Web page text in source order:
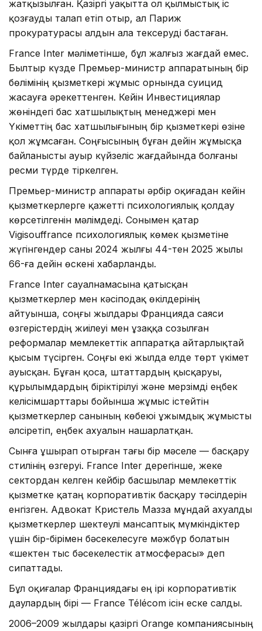
жатқызылған. Қазіргі уақытта ол қылмыстық іс
қозғауды талап етіп отыр, ал Париж
прокуратурасы алдын ала тексеруді бастаған.
France Inter мәліметінше, бұл жалғыз жағдай емес.
Былтыр күзде Премьер-министр аппаратының бір
бөлімінің қызметкері жұмыс орнында суицид
жасауға әрекеттенген. Кейін Инвестициялар
жөніндегі бас хатшылықтың менеджері мен
Үкіметтің бас хатшылығының бір қызметкері өзіне
қол жұмсаған. Соңғысының бұған дейін жұмысқа
байланысты ауыр күйзеліс жағдайында болғаны
ресми түрде тіркелген.
Премьер-министр аппараты әрбір оқиғадан кейін
қызметкерлерге қажетті психологиялық қолдау
көрсетілгенін мәлімдеді. Сонымен қатар
Vigisouffrance психологиялық көмек қызметіне
жүгінгендер саны 2024 жылғы 44-тен 2025 жылы
66-ға дейін өскені хабарланды.
France Inter сауалнамасына қатысқан
қызметкерлер мен кәсіподақ өкілдерінің
айтуынша, соңғы жылдары Францияда саяси
өзгерістердің жиілеуі мен ұзаққа созылған
реформалар мемлекеттік аппаратқа айтарлықтай
қысым түсірген. Соңғы екі жылда елде төрт үкімет
ауысқан. Бұған қоса, штаттардың қысқаруы,
құрылымдардың біріктірілуі және мерзімді еңбек
келісімшарттары бойынша жұмыс істейтін
қызметкерлер санының көбеюі ұжымдық жұмысты
әлсіретіп, еңбек ахуалын нашарлатқан.
Сынға ұшырап отырған тағы бір мәселе — басқару
стилінің өзгеруі. France Inter дерегінше, жеке
сектордан келген кейбір басшылар мемлекеттік
қызметке қатаң корпоративтік басқару тәсілдерін
енгізген. Адвокат Кристель Мазза мұндай ахуалды
қызметкерлер шектеулі мансаптық мүмкіндіктер
үшін бір-бірімен бәсекелесуге мәжбүр болатын
«шектен тыс бәсекелестік атмосферасы» деп
сипаттады.
Бұл оқиғалар Франциядағы ең ірі корпоративтік
даулардың бірі — France Télécom ісін еске салды.
2006–2009 жылдары қазіргі Orange компаниясының